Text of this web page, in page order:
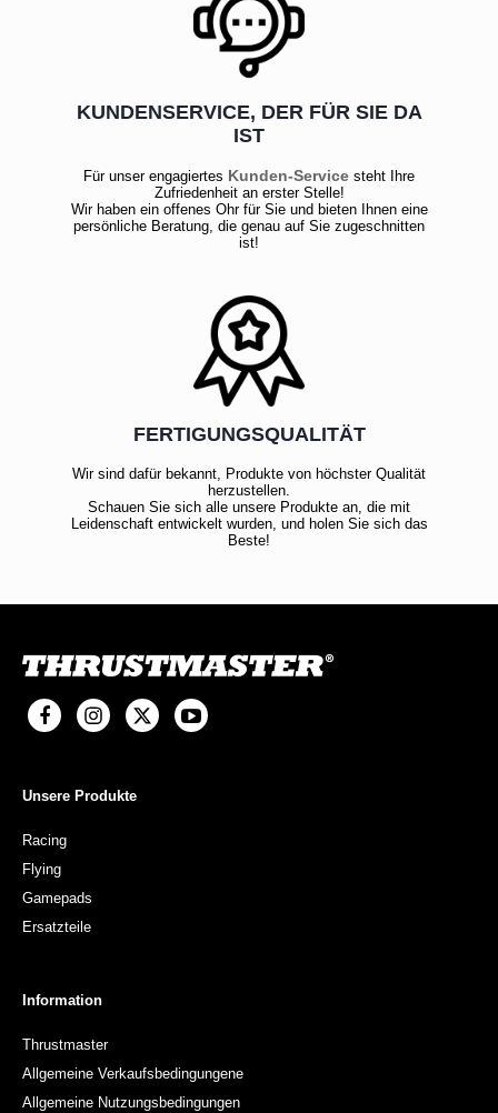
KUNDENSERVICE, DER FÜR SIE DA
IST
Für unser engagiertes Kunden-Service steht Ihre
Zufriedenheit an erster Stelle!
Wir haben ein offenes Ohr für Sie und bieten Ihnen eine
persönliche Beratung, die genau auf Sie zugeschnitten
ist!
FERTIGUNGSQUALITÄT
Wir sind dafür bekannt, Produkte von höchster Qualität
herzustellen.
Schauen Sie sich alle unsere Produkte an, die mit
Leidenschaft entwickelt wurden, und holen Sie sich das
Beste!
Unsere Produkte
Racing
Flying
Gamepads
Ersatzteile
Information
Thrustmaster
Allgemeine Verkaufsbedingungene
Allgemeine Nutzungsbedingungen